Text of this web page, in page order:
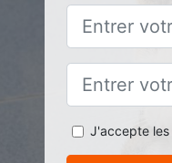
J'accepte les